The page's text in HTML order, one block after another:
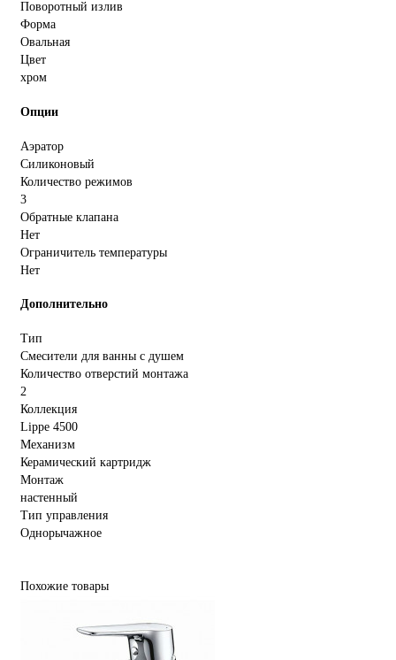
Поворотный излив
Форма
Овальная
Цвет
хром
Опции
Аэратор
Силиконовый
Количество режимов
3
Обратные клапана
Нет
Ограничитель температуры
Нет
Дополнительно
Тип
Смесители для ванны с душем
Количество отверстий монтажа
2
Коллекция
Lippe 4500
Механизм
Керамический картридж
Монтаж
настенный
Тип управления
Однорычажное
Похожие товары